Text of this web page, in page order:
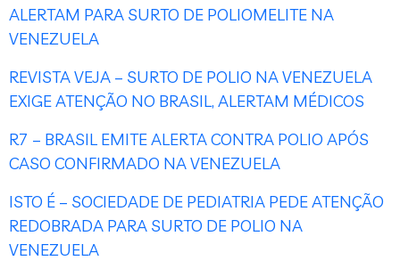
ALERTAM PARA SURTO DE POLIOMELITE NA
VENEZUELA
REVISTA VEJA – SURTO DE POLIO NA VENEZUELA
EXIGE ATENÇÃO NO BRASIL, ALERTAM MÉDICOS
R7 – BRASIL EMITE ALERTA CONTRA POLIO APÓS
CASO CONFIRMADO NA VENEZUELA
ISTO É – SOCIEDADE DE PEDIATRIA PEDE ATENÇÃO
REDOBRADA PARA SURTO DE POLIO NA
VENEZUELA